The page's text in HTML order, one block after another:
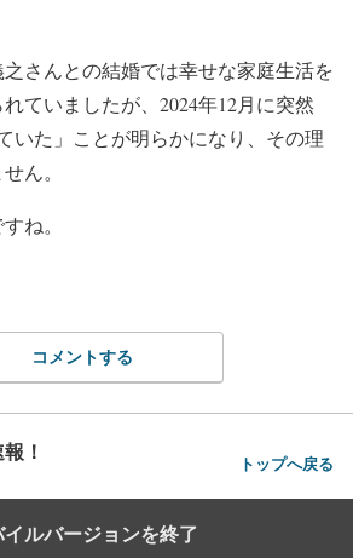
さんとの結婚では幸せな家庭生活を
ていましたが、2024年12月に突然
いた」ことが明らかになり、その理
ん。
ね。
コメントする
！ トップへ戻る
イルバージョンを終了